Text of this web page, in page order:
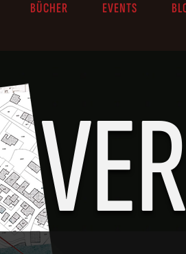
BÜCHER EVENTS